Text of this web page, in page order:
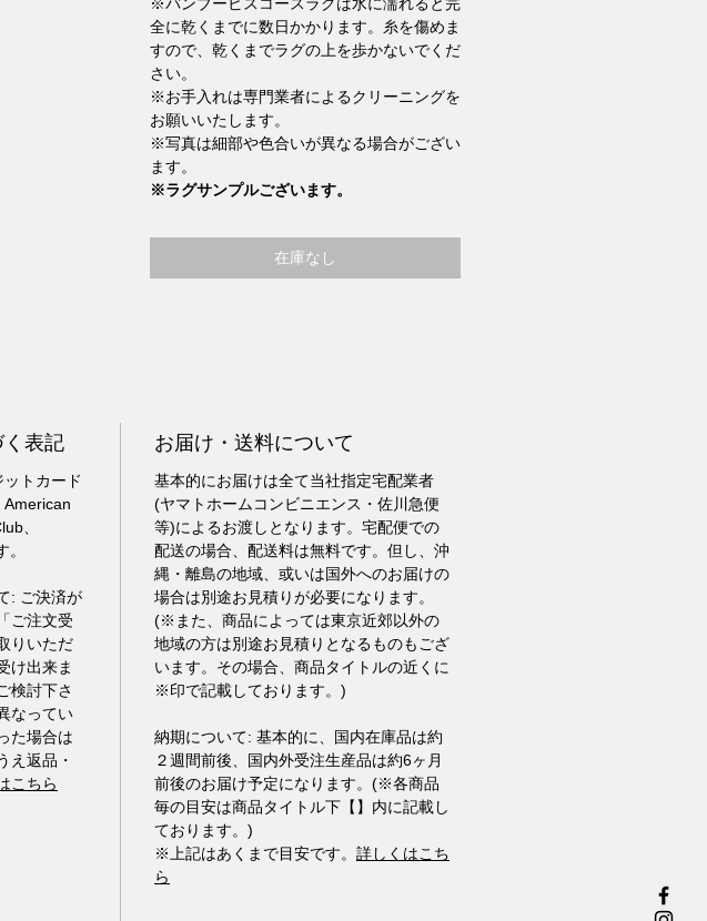
全に乾くまでに数日かかります。糸を傷めま
すので、乾くまでラグの上を歩かないでくだ
さい。
※お手入れは専門業者によるクリーニングを
お願いいたします。
※写真は細部や色合いが異なる場合がござい
ます。
※ラグサンプルございます。
在庫なし
表記
トカード
、
: ご決済が
ご注文受
りいただ
け出来ま
検討下さ
なってい
た場合は
え返品・
こちら
お届け・送料について
基本的にお届けは全て当社指定宅配業者
(ヤマトホームコンビニエンス・佐川急便
等)によるお渡しとなります。宅配便での
配送の場合、配送料は無料です。但し、沖
縄・離島の地域、或いは国外へのお届けの
場合は別途お見積りが必要になります。
(※また、商品によっては東京近郊以外の
地域の方は別途お見積りとなるものもござ
います。その場合、商品タイトルの近くに
※印で記載しております。)
納期について: 基本的に、国内在庫品は約
２週間前後、国内外受注生産品は約6ヶ月
前後のお届け予定になります。(※各商品
毎の目安は商品タイトル下【】内に記載し
ております。)
※上記はあくまで目安です。 詳しくはこち
ら